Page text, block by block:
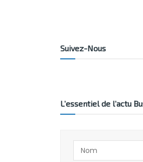
Suivez-Nous
L’essentiel de l’actu